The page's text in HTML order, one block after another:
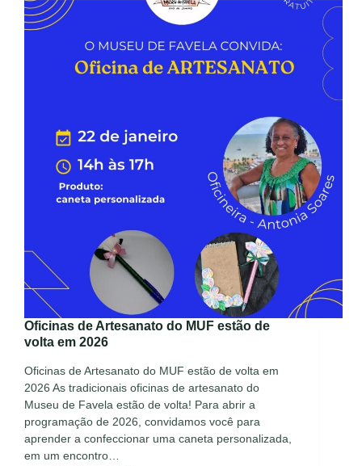
Oficinas de Artesanato do MUF estão de
volta em 2026
Oficinas de Artesanato do MUF estão de volta em
2026 As tradicionais oficinas de artesanato do
Museu de Favela estão de volta! Para abrir a
programação de 2026, convidamos você para
aprender a confeccionar uma caneta personalizada,
em um encontro…